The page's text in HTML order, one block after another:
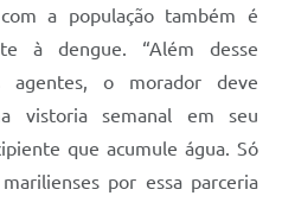
a população também é
à dengue. “Além desse
agentes, o morador deve
vistoria semanal em seu
que acumule água. Só
por essa parceria